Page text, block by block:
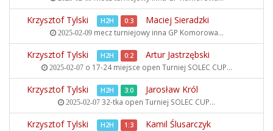
Krzysztof Tylski H2H 0:3 Maciej Sieradzki
2025-02-09mecz turniejowy inna GP Komorowa...
Krzysztof Tylski H2H 0:2 Artur Jastrzębski
2025-02-07o 17-24 miejsce open Turniej SOLEC CUP...
Krzysztof Tylski H2H 3:0 Jarosław Król
2025-02-07 32-tka open Turniej SOLEC CUP...
Krzysztof Tylski H2H 1:3 Kamil Ślusarczyk